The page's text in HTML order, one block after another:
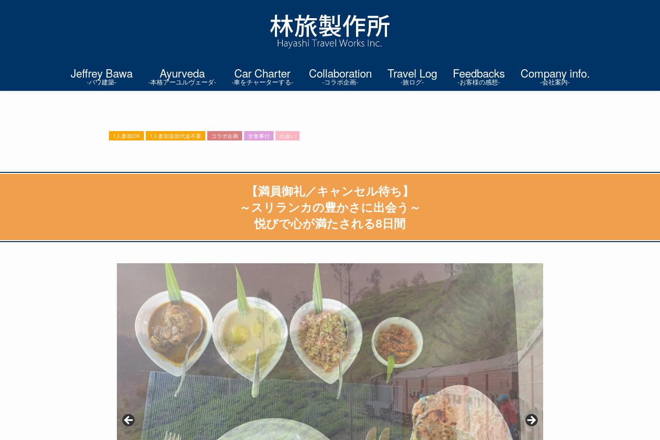
Jeffrey Bawa
-バワ建築-
Ayurveda
-本格アーユルヴェーダ-
Car Charter
-車をチャーターする-
Collaboration
-コラボ企画-
Travel Log
-旅ログ-
Feedbacks
-お客様の感想-
Company info.
-会社案内-
1人参加OK 1人参加追加代金不要 コラボ企画 全食事付 出会い
【満員御礼／キャンセル待ち】
～スリランカの豊かさに出会う～
悦びで心が満たされる8日間